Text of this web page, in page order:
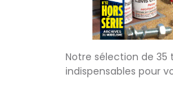
Notre sélection de 35
indispensables pour